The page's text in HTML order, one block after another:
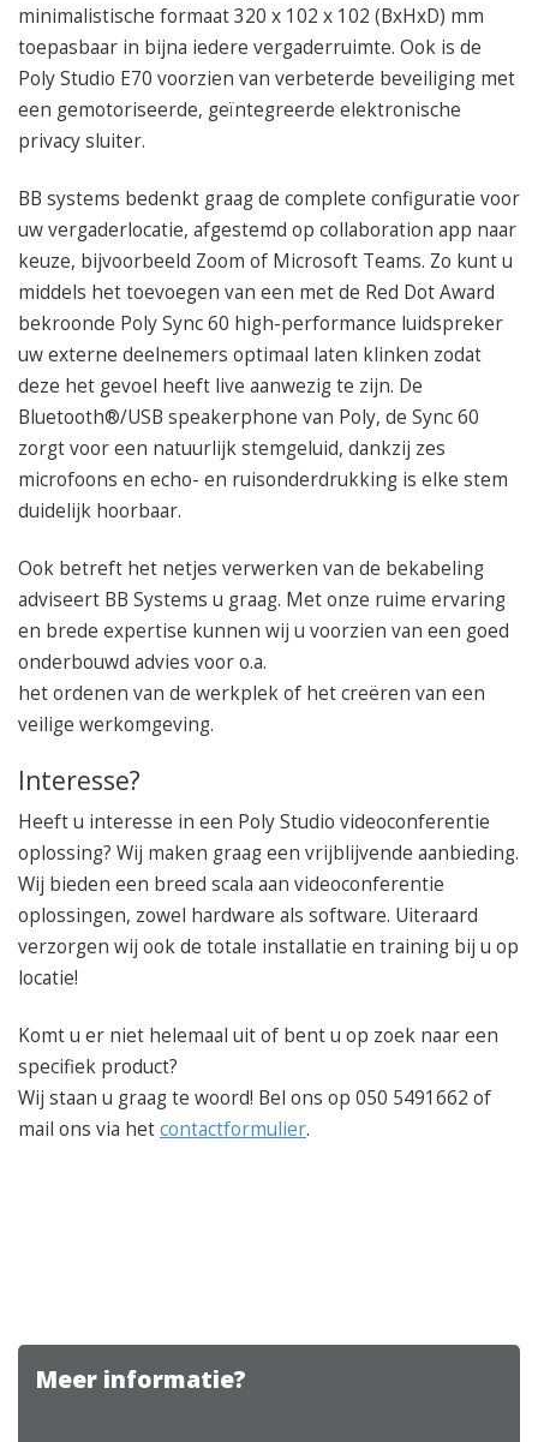
minimalistische formaat 320 x 102 x 102 (BxHxD) mm
toepasbaar in bijna iedere vergaderruimte. Ook is de
Poly Studio E70 voorzien van verbeterde beveiliging met
een gemotoriseerde, geïntegreerde elektronische
privacy sluiter.
BB systems bedenkt graag de complete configuratie voor
uw vergaderlocatie, afgestemd op collaboration app naar
keuze, bijvoorbeeld Zoom of Microsoft Teams. Zo kunt u
middels het toevoegen van een met de Red Dot Award
bekroonde Poly Sync 60 high-performance luidspreker
uw externe deelnemers optimaal laten klinken zodat
deze het gevoel heeft live aanwezig te zijn. De
Bluetooth®/USB speakerphone van Poly, de Sync 60
zorgt voor een natuurlijk stemgeluid, dankzij zes
microfoons en echo- en ruisonderdrukking is elke stem
duidelijk hoorbaar. ️
Ook betreft het netjes verwerken van de bekabeling
adviseert BB Systems u graag. Met onze ruime ervaring
en brede expertise kunnen wij u voorzien van een goed
onderbouwd advies voor o.a.
het ordenen van de werkplek of het creëren van een
veilige werkomgeving.
Interesse?
Heeft u interesse in een Poly Studio videoconferentie
oplossing? Wij maken graag een vrijblijvende aanbieding.
Wij bieden een breed scala aan videoconferentie
oplossingen, zowel hardware als software. Uiteraard
verzorgen wij ook de totale installatie en training bij u op
locatie!
Komt u er niet helemaal uit of bent u op zoek naar een
specifiek product?
Wij staan u graag te woord! Bel ons op 050 5491662 of
mail ons via hetcontactformulier.
Meer informatie?